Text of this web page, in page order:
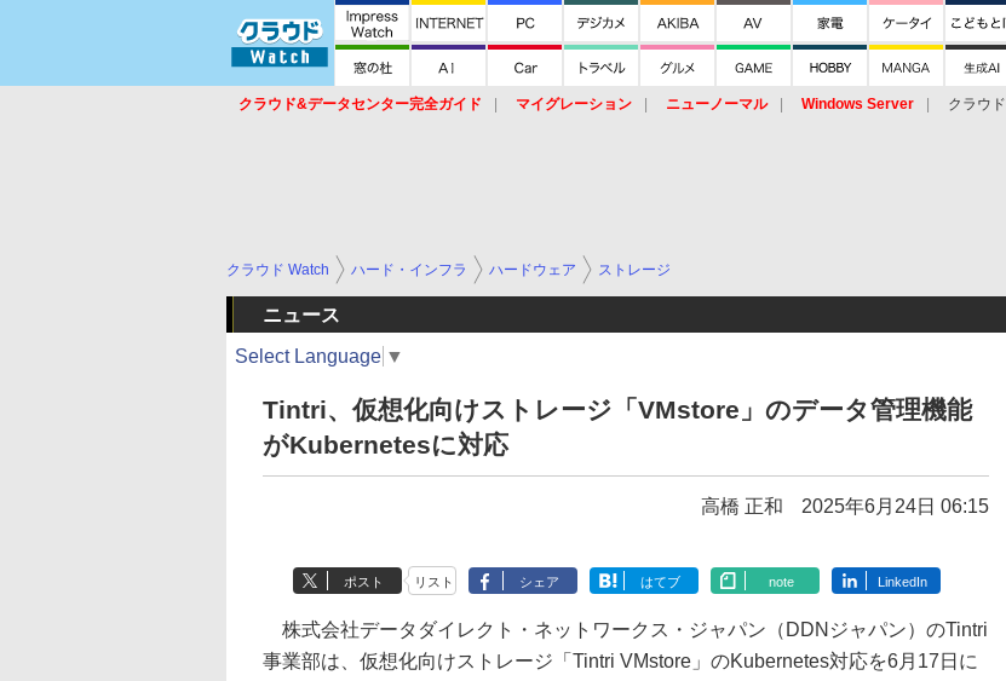
クラウド&データセンター完全ガイド マイグレーション ニューノーマル Windows Server クラウド
クラウド Watch ハード・インフラ ハードウェア ストレージ
ニュース
Select Language ▼
Tintri、仮想化向けストレージ「VMstore」のデータ管理機能
がKubernetesに対応
高橋 正和 2025年6月24日 06:15
ポスト リスト シェア はてブ note LinkedIn
株式会社データダイレクト・ネットワークス・ジャパン（DDNジャパン）のTintri
事業部は、仮想化向けストレージ「Tintri VMstore」のKubernetes対応を6月17日に